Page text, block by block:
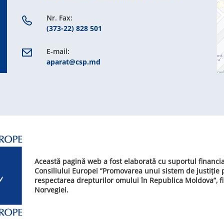
Nr. Fax:
(373-22) 828 501
E-mail:
aparat@csp.md
Această pagină web a fost elaborată cu suportul
Consiliului Europei ”Promovarea unui sistem de justiție
respectarea drepturilor omului în Republica Moldova”,
Norvegiei.